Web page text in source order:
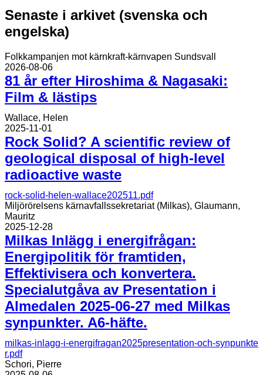
Senaste i arkivet (svenska och
engelska)
Folkkampanjen mot kärnkraft-kärnvapen Sundsvall
2026-08-06
81 år efter Hiroshima & Nagasaki:
Film & lästips
Wallace, Helen
2025-11-01
Rock Solid? A scientific review of
geological disposal of high-level
radioactive waste
rock-solid-helen-wallace202511.pdf
Miljörörelsens kärnavfallssekretariat (Milkas), Glaumann,
Mauritz
2025-12-28
Milkas Inlägg i energifrågan:
Energipolitik för framtiden,
Effektivisera och konvertera.
Specialutgåva av Presentation i
Almedalen 2025-06-27 med Milkas
synpunkter. A6-häfte.
milkas-inlagg-i-energifragan2025presentation-och-synpunkte
r.pdf
Schori, Pierre